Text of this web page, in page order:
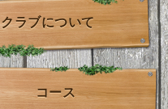
クラブについて
コース